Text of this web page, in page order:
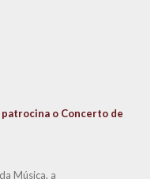
patrocina o Concerto de
Música, a